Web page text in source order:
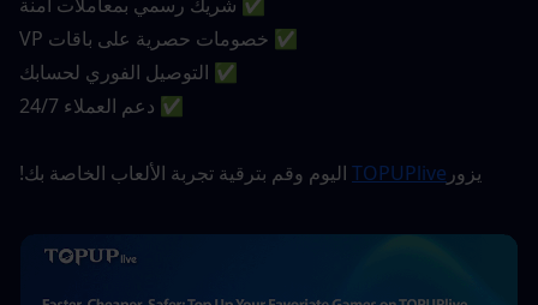
✅ شريك رسمي بمعاملات آمنة
✅ خصومات حصرية على باقات VP
✅ التوصيل الفوري لحسابك
✅ دعم العملاء 24/7
يزور TOPUPlive اليوم وقم بترقية تجربة الألعاب الخاصة بك!